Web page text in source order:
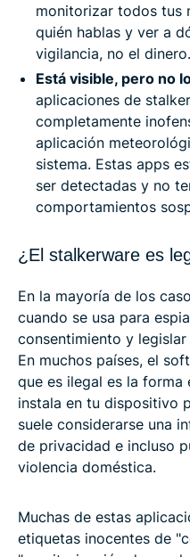
monitorizar todos tus
quién hablas y ver a
vigilancia, no el dinero.
Está visible, pero no
aplicaciones de
completamente
aplicación
sistema. Estas apps
ser detectadas y no
comportamientos
¿El stalkerware es
En la mayoría de los
cuando se usa para
consentimiento y
En muchos países, el
que es ilegal es la forma
instala en tu dispositivo
suele considerarse una
de privacidad e incluso
violencia doméstica.
Muchas de estas
etiquetas inocentes de